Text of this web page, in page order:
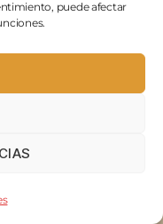
puede afectar